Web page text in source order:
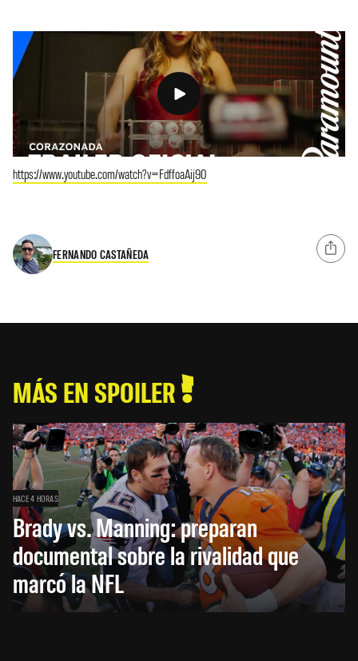
https://www.youtube.com/watch?v=FdffoaAij90
FERNANDO CASTAÑEDA
MÁS EN SPOILER
HACE 4 HORAS
Brady vs. Manning: preparan
documental sobre la rivalidad que
marcó la NFL